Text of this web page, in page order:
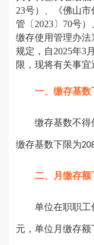
23号）、《佛山
管〔2023〕70号
缴存使用管理办法
规定，自2025年3
限，现将有关事宜
一、缴存基数
缴存基数不得低
缴存基数下限为
二、月缴存额
单位在职职工
元，单位月缴存额